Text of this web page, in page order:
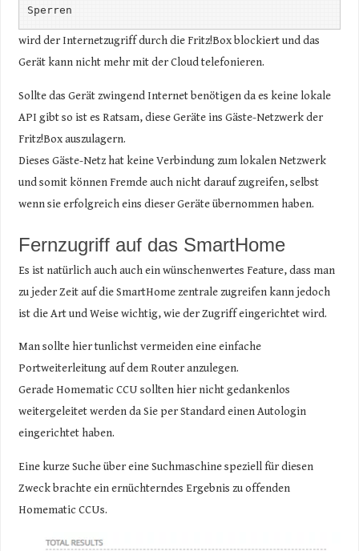
Sperren
wird der Internetzugriff durch die Fritz!Box blockiert und das
Gerät kann nicht mehr mit der Cloud telefonieren.
Sollte das Gerät zwingend Internet benötigen da es keine lokale
API gibt so ist es Ratsam, diese Geräte ins Gäste-Netzwerk der
Fritz!Box auszulagern.
Dieses Gäste-Netz hat keine Verbindung zum lokalen Netzwerk
und somit können Fremde auch nicht darauf zugreifen, selbst
wenn sie erfolgreich eins dieser Geräte übernommen haben.
Fernzugriff auf das SmartHome
Es ist natürlich auch auch ein wünschenwertes Feature, dass man
zu jeder Zeit auf die SmartHome zentrale zugreifen kann jedoch
ist die Art und Weise wichtig, wie der Zugriff eingerichtet wird.
Man sollte hier tunlichst vermeiden eine einfache
Portweiterleitung auf dem Router anzulegen.
Gerade Homematic CCU sollten hier nicht gedankenlos
weitergeleitet werden da Sie per Standard einen Autologin
eingerichtet haben.
Eine kurze Suche über eine Suchmaschine speziell für diesen
Zweck brachte ein ernüchterndes Ergebnis zu offenden
Homematic CCUs.